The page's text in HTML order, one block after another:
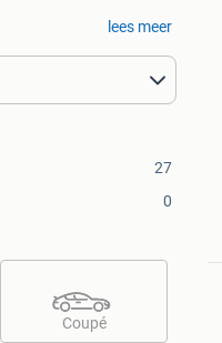
lees meer
27
0
Coupé